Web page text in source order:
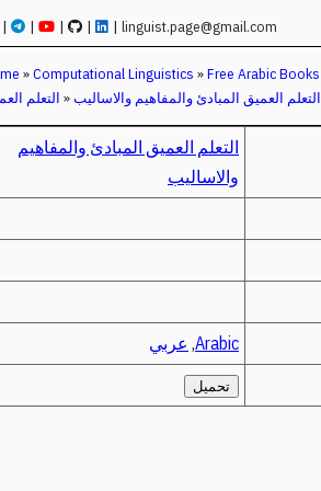
| | | | | linguist.page@gmail.com
»Computational Linguistics »
التعلم »التعلم العميق المبادئ والمفاهيم والاساليب
التعلم العميق المبادئ والمفاهيم
والاساليب
Arabic
, عربي
تحميل